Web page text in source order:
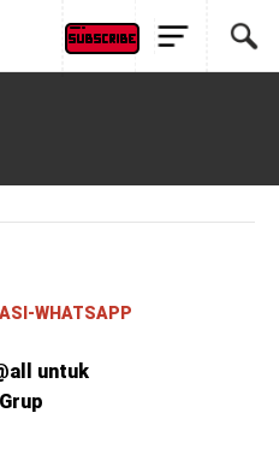
WHATSAPP
untuk